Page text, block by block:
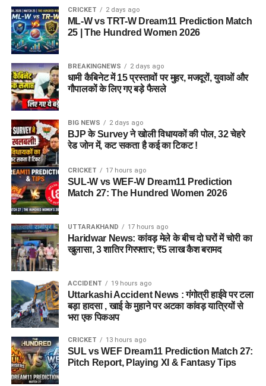
CRICKET 2 days ago
ML-W vs TRT-W Dream11 Prediction Match
25 | The Hundred Women 2026
BREAKINGNEWS 2 days ago
धामी कैबिनेट में 15 प्रस्तावों पर मुहर, मजदूरों, युवाओं और
गौपालकों के लिए गए बड़े फैसले
BIG NEWS 2 days ago
BJP के Survey ने खोली विधायकों की पोल, 32 चेहरे
रेड जोन में, कट सकता है कई का टिकट !
CRICKET 17 hours ago
SUL-W vs WEF-W Dream11 Prediction
Match 27: The Hundred Women 2026
UTTARAKHAND 17 hours ago
Haridwar News: कांवड़ मेले के बीच दो घरों में चोरी का
खुलासा, 3 शातिर गिरफ्तार; ₹5 लाख कैश बरामद
ACCIDENT 19 hours ago
Uttarkashi Accident News : गंगोत्री हाईवे पर टला
बड़ा हादसा , खाई के मुहाने पर अटका कांवड़ यात्रियों से
भरा एक पिकअप
CRICKET 13 hours ago
SUL vs WEF Dream11 Prediction Match 27:
Pitch Report, Playing XI & Fantasy Tips